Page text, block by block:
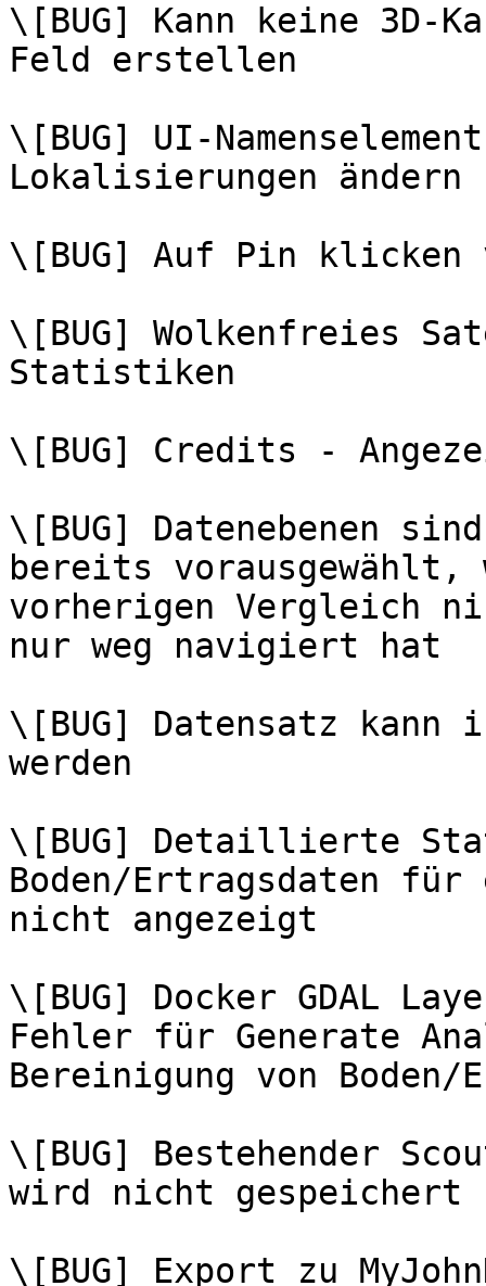
\[BUG] Kann keine 3D-
Feld erstellen
\[BUG] UI-
Lokalisierungen ändern
\[BUG] Auf Pin klicken
\[BUG] Wolkenfreies
Statistiken
\[BUG] Credits -
\[BUG] Datenebenen
bereits vorausgewählt,
vorherigen Vergleich
nur weg navigiert hat
\[BUG] Datensatz
werden
\[BUG] Detaillierte
Boden/Ertragsdaten
nicht angezeigt
\[BUG] Docker GDAL
Fehler für Generate
Bereinigung von Boden/
\[BUG] Bestehender
wird nicht gespeichert
\[BUG] Export zu